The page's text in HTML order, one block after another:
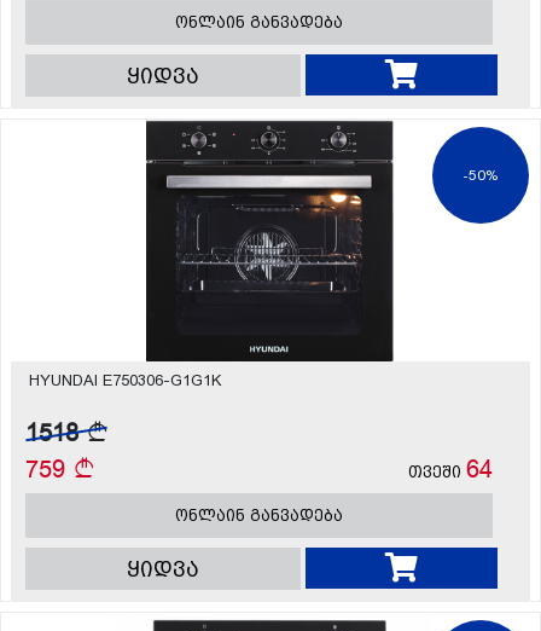
ონლაინ განვადება
ყიდვა
-50%
HYUNDAI E750306-G1G1K
1518
759
თვეში 64
ონლაინ განვადება
ყიდვა